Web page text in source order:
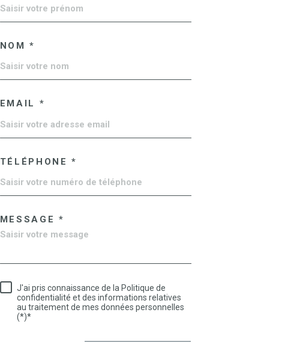
NOM *
EMAIL *
TÉLÉPHONE *
MESSAGE *
J'ai pris connaissance de la Politique de
confidentialité et des informations relatives
au traitement de mes données personnelles
(*)*